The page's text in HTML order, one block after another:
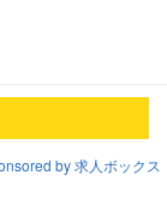
by 求人ボックス